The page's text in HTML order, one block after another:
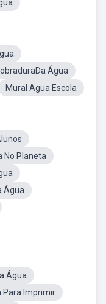
Água
Mural Agua Escola
No Planeta
Água
Água
Para Imprimir